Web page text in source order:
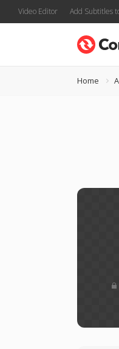
Video Editor Add Subtitles
Home